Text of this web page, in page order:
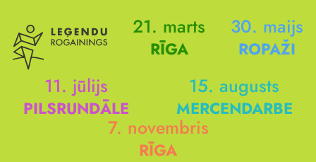
21. marts
RĪGA
30. maijs
ROPAŽI
11. jūlijs
PILSRUNDĀLE
15. augusts
MERCENDARBE
7. novembris
RĪGA